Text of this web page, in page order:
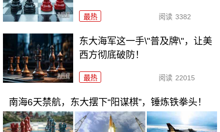
最热 阅读 3382
东大海军这一手\"普及牌\"，让美
西方彻底破防！
最热 阅读 22015
南海6天禁航，东大摆下“阳谋棋”，锤炼铁拳头！